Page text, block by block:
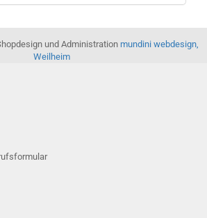
und Administration mundini webdesign,
Weilheim